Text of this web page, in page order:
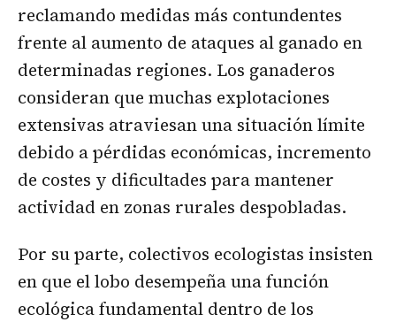
reclamando medidas más contundentes
frente al aumento de ataques al ganado en
determinadas regiones. Los ganaderos
consideran que muchas explotaciones
extensivas atraviesan una situación límite
debido a pérdidas económicas, incremento
de costes y dificultades para mantener
actividad en zonas rurales despobladas.
Por su parte, colectivos ecologistas insisten
en que el lobo desempeña una función
ecológica fundamental dentro de los